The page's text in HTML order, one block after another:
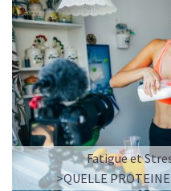
Une énergie immédiate
qui vous accompagne
après l’entraînement.
Pour ceux qui veulent
glacé, sans se sentir lourd
Découvrir le
Latte
🍯 CAFÉ FRAPPÉ AU
Fatigue et
>QUELLE